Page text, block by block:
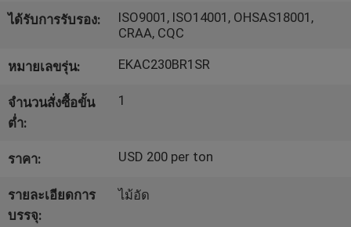
เรา
โรงงาน
คุณภาพ
ได้รับการรับรอง:
ISO9001, ISO14001, OHSAS18001,
CRAA, CQC
หมายเลขรุ่น: EKAC230BR1SR
จำนวนสั่งซื้อขั้น
ต่ำ:
1
ราคา: USD 200 per ton
รายละเอียดการ
บรรจุ:
ไม้อัด